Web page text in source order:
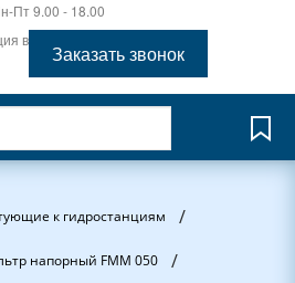
Пт 9.00 - 18.00
в
Заказать звонок
к гидростанциям /
напорный FMM 050 /